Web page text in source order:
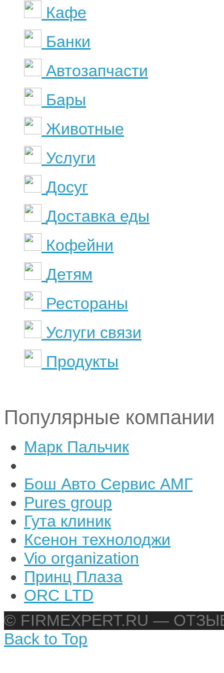
Кафе
Банки
Автозапчасти
Бары
Животные
Услуги
Досуг
Доставка еды
Кофейни
Детям
Рестораны
Услуги связи
Продукты
Популярные компании
Марк Пальчик
Бош Авто Сервис АМГ
Pures group
Гута клиник
Ксенон технолоджи
Vio organization
Принц Плаза
ORC LTD
© FIRMEXPERT.RU —
Back to Top